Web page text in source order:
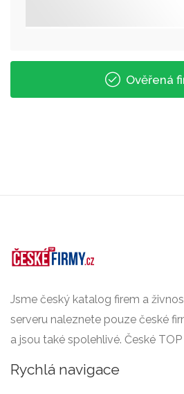
Ověřená
Jsme český katalog firem a
serveru naleznete pouze české
a jsou také spolehlivé. České TOP
Rychlá navigace